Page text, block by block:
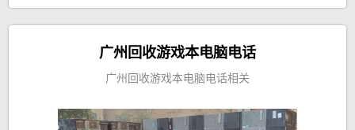
广州回收游戏本电脑电话
广州回收游戏本电脑电话相关